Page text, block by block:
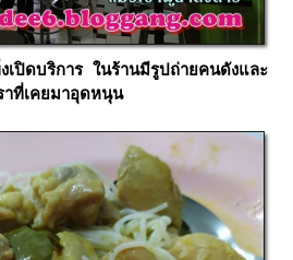
เปิดบริการ ในร้านมีรูปถ่ายคนดังและ
าที่เคยมาอุดหนุน